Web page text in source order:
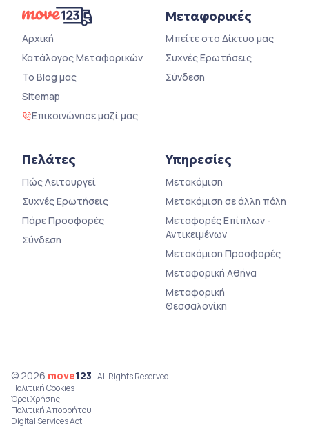
Αρχική
Κατάλογος Μεταφορικών
Το Blog μας
Sitemap
Επικοινώνησε μαζί μας
Μεταφορικές
Μπείτε στο Δίκτυο μας
Συχνές Ερωτήσεις
Σύνδεση
Πελάτες
Πώς Λειτουργεί
Συχνές Ερωτήσεις
Πάρε Προσφορές
Σύνδεση
Υπηρεσίες
Μετακόμιση
Μετακόμιση σε άλλη πόλη
Μεταφορές Επίπλων -
Αντικειμένων
Μετακόμιση Προσφορές
Μεταφορική Αθήνα
Μεταφορική
Θεσσαλονίκη
© 2026 move123 · All Rights Reserved
Πολιτική Cookies
Όροι Χρήσης
Πολιτική Απορρήτου
Digital Services Act